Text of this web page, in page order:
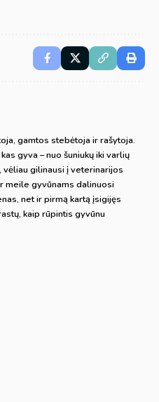
gamtos stebėtoja ir rašytoja.
gyva – nuo šuniukų iki varlių
gilinausi į veterinarijos
meile gyvūnams dalinuosi
net ir pirmą kartą įsigijęs
kaip rūpintis gyvūnu